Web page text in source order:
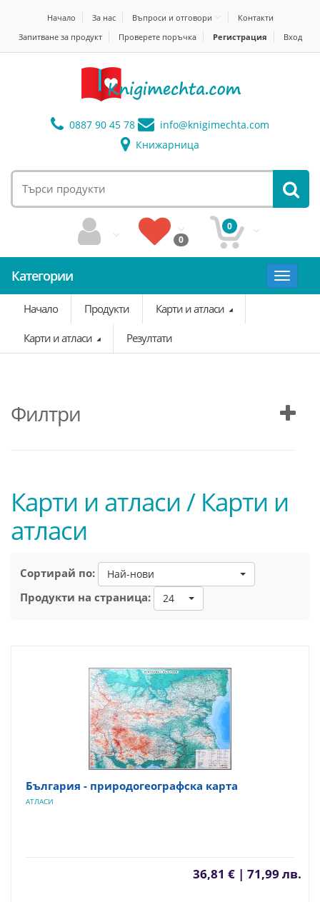
Начало За нас Въпроси и отговори
Контакти
Запитване за продукт
Проверете поръчка Регистрация Вход
0887 90 45 78 info@knigimechta.com
Книжарница
0
0
Категории
Toggle
Начало
Продукти Карти и атласи
Карти и атласи Резултати
Филтри
Карти и атласи / Карти и
атласи
Сортирай по: Най-нови
Продукти на страница: 24
България - природогеографска карта
АТЛАСИ
36,81 € | 71,99 лв.